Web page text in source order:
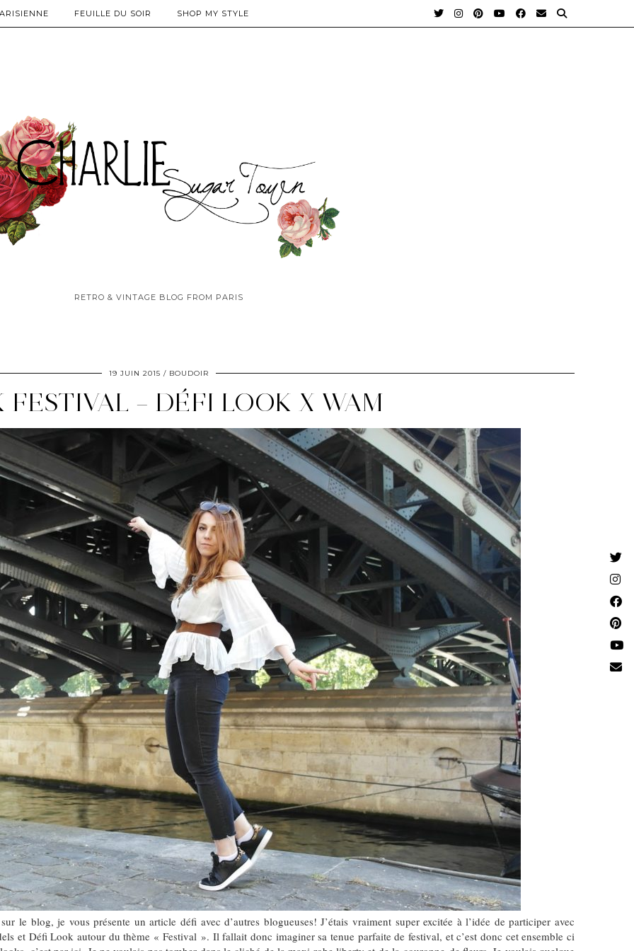
RETRO & VINTAGE BLOG FROM PARIS
FEUILLE DU SOIR SHOP MY STYLE
19 JUIN 2015 BOUDOIR
FESTIVAL – DÉFI LOOK X WAM
le blog, je vous présente un article défi avec d’autres blogueuses! J’étais vraiment super excitée à l’idée de participer avec
et Défi Look autour du thème « Festival ». Il fallait donc imaginer sa tenue parfaite de festival, et c’est donc cet ensemble ci